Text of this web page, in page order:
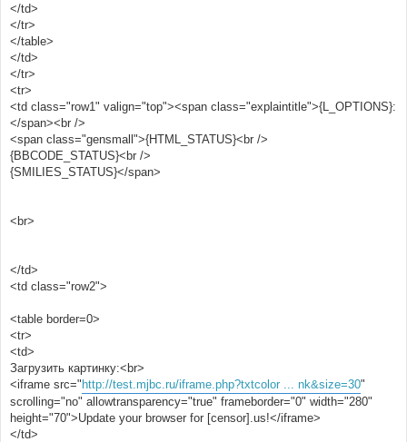
</td>
</tr>
</table>
</td>
</tr>
<tr>
<td class="row1" valign="top"><span class="explaintitle">{L_OPTIONS}:
</span><br />
<span class="gensmall">{HTML_STATUS}<br />
{BBCODE_STATUS}<br />
{SMILIES_STATUS}</span>
<br>
</td>
<td class="row2">
<table border=0>
<tr>
<td>
Загрузить картинку:<br>
<iframe src=" http://test.mjbc.ru/iframe.php?txtcolor ... nk&size=30"
scrolling="no" allowtransparency="true" frameborder="0" width="280"
height="70">Update your browser for [censor].us!</iframe>
</td>